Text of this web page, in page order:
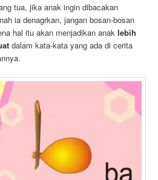
tua, jika anak ingin dibacakan
ia denagrkan, jangan bosan-bosan
hal itu akan menjadikan anak lebih
dalam kata-kata yang ada di cerita